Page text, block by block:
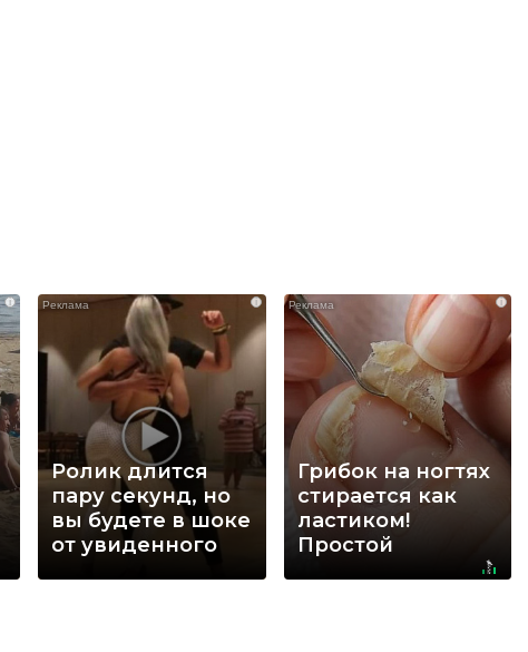
i i
Ролик длится
пару секунд, но
вы будете в шоке
от увиденного
i
Грибок на ногтях
стирается как
ластиком!
Простой
домашний метод